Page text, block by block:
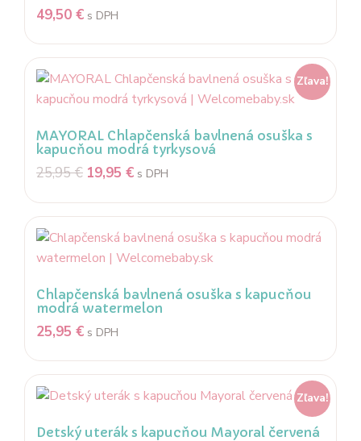
49,50 € s DPH
Zľava!
MAYORAL Chlapčenská bavlnená osuška s
kapucňou modrá tyrkysová
25,95€ 19,95 € s DPH
Chlapčenská bavlnená osuška s kapucňou
modrá watermelon
25,95 € s DPH
Zľava!
Detský uterák s kapucňou Mayoral červená